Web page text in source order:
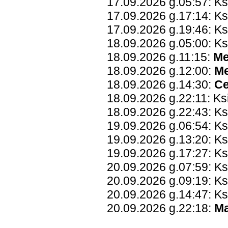
17.09.2026 g.17:14:
17.09.2026 g.19:46:
18.09.2026 g.05:00:
18.09.2026 g.11:15:
18.09.2026 g.12:00:
18.09.2026 g.14:30:
18.09.2026 g.22:11:
18.09.2026 g.22:43:
19.09.2026 g.06:54:
19.09.2026 g.13:20:
19.09.2026 g.17:27:
20.09.2026 g.07:59:
20.09.2026 g.09:19:
20.09.2026 g.14:47:
20.09.2026 g.22:18: